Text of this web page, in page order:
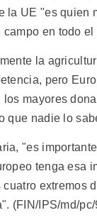
la UE "es quien
en todo el
la
pero
mayores
que nadie lo
"es
tenga esa
extremos
(FIN/IPS/md/